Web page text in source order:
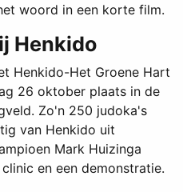
woord in een korte film.
Henkido
Henkido-Het Groene Hart
26 oktober plaats in de
Zo'n 250 judoka's
van Henkido uit
Mark Huizinga
en een demonstratie.